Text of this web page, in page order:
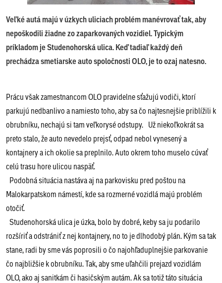
Veľké autá majú v úzkych uliciach problém manévrovať tak, aby
nepoškodili žiadne zo zaparkovaných vozidiel. Typickým
príkladom je Studenohorská ulica. Keď tadiaľ každý deň
prechádza smetiarske auto spoločnosti OLO, je to ozaj natesno.
Prácu však zamestnancom OLO pravidelne sťažujú vodiči, ktorí
parkujú nedbanlivo a namiesto toho, aby sa čo najtesnejšie priblížili k
obrubníku, nechajú si tam veľkorysé odstupy. Už niekoľkokrát sa
preto stalo, že auto nevedelo prejsť, odpad nebol vynesený a
kontajnery a ich okolie sa preplnilo. Auto okrem toho muselo cúvať
celú trasu hore ulicou naspäť.
Podobná situácia nastáva aj na parkovisku pred poštou na
Malokarpatskom námestí, kde sa rozmerné vozidlá majú problém
otočiť.
Studenohorská ulica je úzka, bolo by dobré, keby sa ju podarilo
rozšíriť a odstrániť z nej kontajnery, no to je dlhodobý plán. Kým sa tak
stane, radi by sme vás poprosili o čo najohľaduplnejšie parkovanie
čo najbližšie k obrubníku. Tak, aby sme uľahčili prejazd vozidlám
OLO, ako aj sanitkám či hasičským autám. Ak sa totiž táto situácia